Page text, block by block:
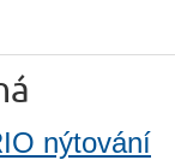
nýtování